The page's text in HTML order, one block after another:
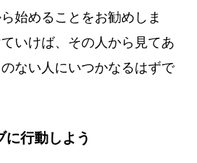
始めることをお勧めしま
いけば、その人から見てあ
ない人にいつかなるはずで
に行動しよう